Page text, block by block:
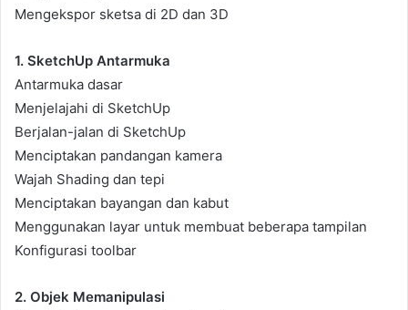
Mengekspor sketsa di 2D dan 3D
1. SketchUp Antarmuka
Antarmuka dasar
Menjelajahi di SketchUp
Berjalan-jalan di SketchUp
Menciptakan pandangan kamera
Wajah Shading dan tepi
Menciptakan bayangan dan kabut
Menggunakan layar untuk membuat beberapa tampilan
Konfigurasi toolbar
2. Objek Memanipulasi